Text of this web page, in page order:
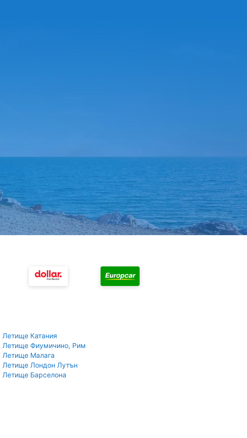
Летище Катания
Летище Фиумичино, Рим
Летище Малага
Летище Лондон Лутън
Летище Барселона